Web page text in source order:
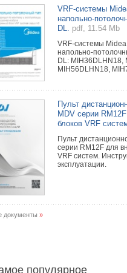
Краска для
состав,
растрескается
зимы
Частые вопросы о
30 ИЮЛЯ 2026
новую серию
помогает снизить
30 ИЮЛЯ 2026
Группа
новую
площадку
29 ИЮЛЯ 2026
VRF-системы
напольно-
DL.
pdf, 11.54 Mb
VRF-системы
напольно-
DL: MIH36DLHN18,
MIH56DLHN18,
Пульт
MDV серии
блоков VRF
Пульт
серии RM12F для
VRF систем.
эксплуатации.
документы »
популярное